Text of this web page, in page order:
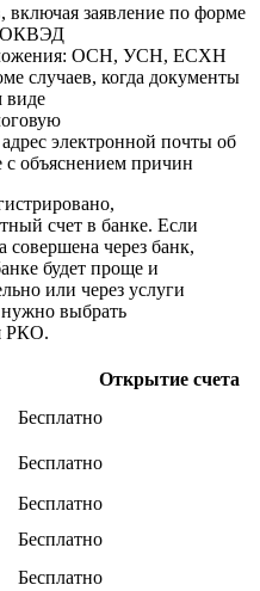
включая заявление по форме
ОКВЭД
ОСН, УСН, ЕСХН
случаев, когда документы
виде
электронной почты об
объяснением причин
счет в банке. Если
через банк,
будет проще и
или через услуги
выбрать
РКО.
Открытие счета
Бесплатно
Бесплатно
Бесплатно
Бесплатно
Бесплатно